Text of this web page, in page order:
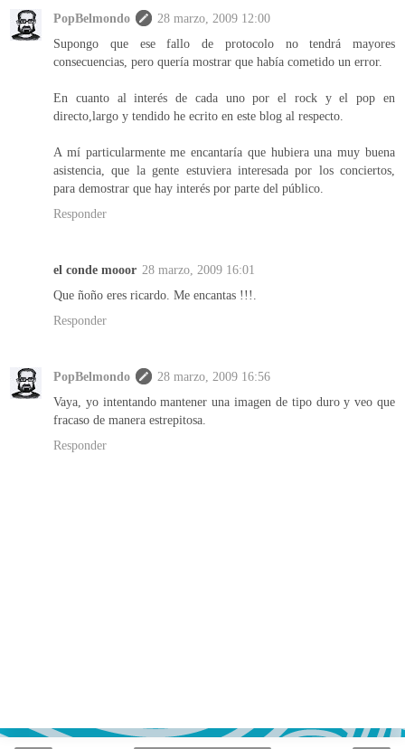
PopBelmondo
28 marzo, 2009 12:00
Supongo que ese fallo de protocolo no tendrá mayores
consecuencias, pero quería mostrar que había cometido un error.
En cuanto al interés de cada uno por el rock y el pop en
directo,largo y tendido he ecrito en este blog al respecto.
A mí particularmente me encantaría que hubiera una muy buena
asistencia, que la gente estuviera interesada por los conciertos,
para demostrar que hay interés por parte del público.
Responder
el conde mooor 28 marzo, 2009 16:01
Que ñoño eres ricardo. Me encantas !!!.
Responder
PopBelmondo
28 marzo, 2009 16:56
Vaya, yo intentando mantener una imagen de tipo duro y veo que
fracaso de manera estrepitosa.
Responder